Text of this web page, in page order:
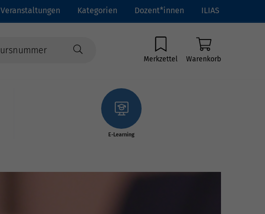
Veranstaltungen Kategorien Dozent*innen ILIAS
Merkzettel Warenkorb
E-Learning